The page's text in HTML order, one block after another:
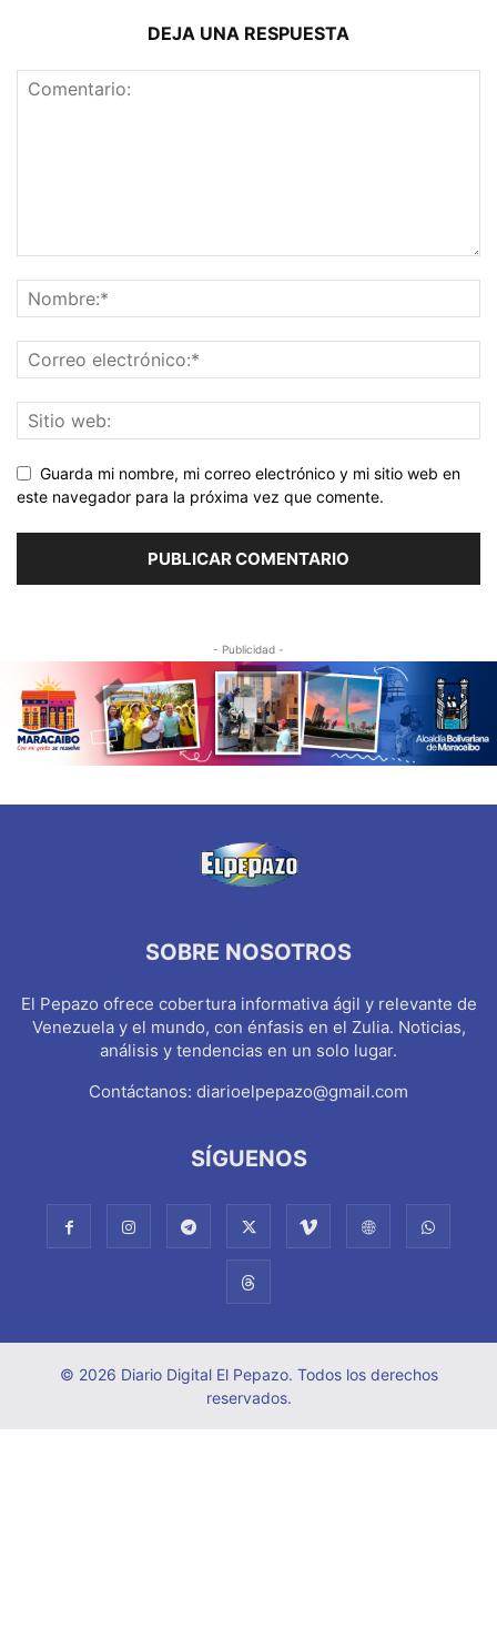
DEJA UNA RESPUESTA
Guarda mi nombre, mi correo electrónico y mi sitio web en
este navegador para la próxima vez que comente.
- Publicidad -
SOBRE NOSOTROS
El Pepazo ofrece cobertura informativa ágil y relevante de
Venezuela y el mundo, con énfasis en el Zulia. Noticias,
análisis y tendencias en un solo lugar.
Contáctanos: diarioelpepazo@gmail.com
SÍGUENOS
© 2026 Diario Digital El Pepazo. Todos los derechos
reservados.